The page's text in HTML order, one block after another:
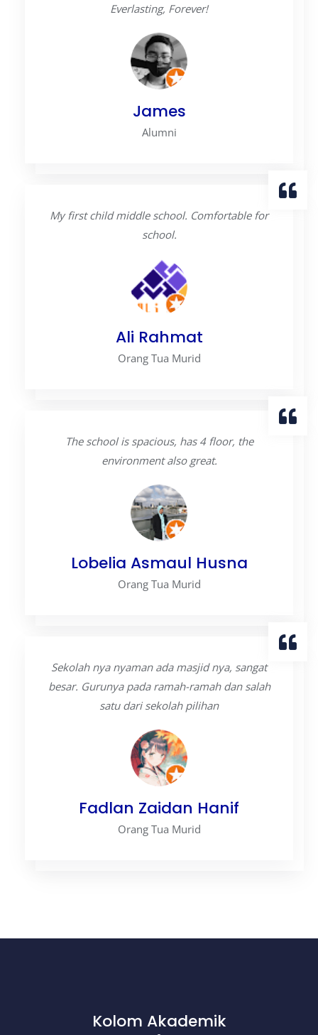
Everlasting, Forever!
James
Alumni
My first child middle school. Comfortable for
school.
Ali Rahmat
Orang Tua Murid
The school is spacious, has 4 floor, the
environment also great.
Lobelia Asmaul Husna
Orang Tua Murid
Sekolah nya nyaman ada masjid nya, sangat
besar. Gurunya pada ramah-ramah dan salah
satu dari sekolah pilihan
Fadlan Zaidan Hanif
Orang Tua Murid
Kolom Akademik